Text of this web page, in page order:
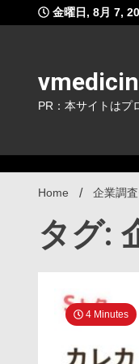
to
金曜日, 8月 7,
PR：本サイトはプ
Home 企業調
タグ:
4 Minutes